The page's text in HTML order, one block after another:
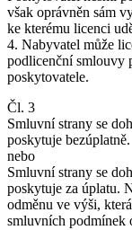
však oprávněn sám
ke kterému licenci
4. Nabyvatel může
podlicenční smlouvy
poskytovatele.
Čl. 3
Smluvní strany se
poskytuje bezúplatně.
nebo
Smluvní strany se
poskytuje za úplatu.
odměnu ve výši,
smluvních podmínek